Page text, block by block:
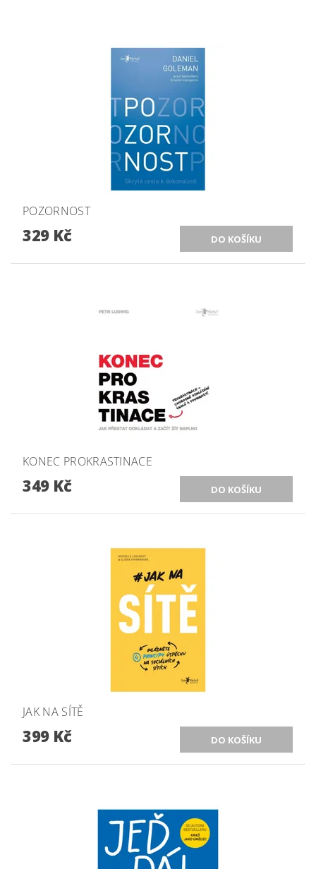
POZORNOST
329 Kč
KONEC PROKRASTINACE
349 Kč
JAK NA SÍTĚ
399 Kč